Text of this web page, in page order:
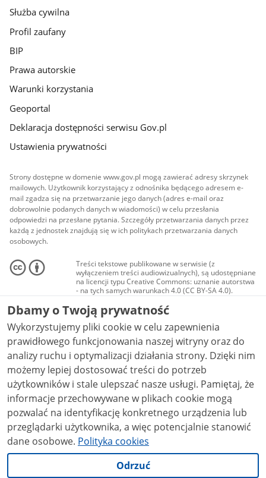
Służba cywilna
Profil zaufany
BIP
Prawa autorskie
Warunki korzystania
Geoportal
Deklaracja dostępności serwisu Gov.pl
Ustawienia prywatności
Strony dostępne w domenie www.gov.pl mogą zawierać adresy skrzynek
mailowych. Użytkownik korzystający z odnośnika będącego adresem e-
mail zgadza się na przetwarzanie jego danych (adres e-mail oraz
dobrowolnie podanych danych w wiadomości) w celu przesłania
odpowiedzi na przesłane pytania. Szczegóły przetwarzania danych przez
każdą z jednostek znajdują się w ich politykach przetwarzania danych
osobowych.
Treści tekstowe publikowane w serwisie (z
wyłączeniem treści audiowizualnych), są udostępniane
na licencji typu Creative Commons: uznanie autorstwa
- na tych samych warunkach 4.0 (CC BY-SA 4.0).
Materiały audiowizualne, w tym zdjęcia, materiały
audio i wideo, są udostępniane na licencji typu
Creative Commons: uznanie autorstwa użycie
niekomercyjne - bez utworów zależnych 4.0 (CC BY-
NC-ND 4.0), o ile nie jest to stwierdzone inaczej.
Dbamy o Twoją prywatność
Wykorzystujemy pliki cookie w celu zapewnienia
prawidłowego funkcjonowania naszej witryny oraz do
analizy ruchu i optymalizacji działania strony. Dzięki nim
możemy lepiej dostosować treści do potrzeb
użytkowników i stale ulepszać nasze usługi. Pamiętaj, że
informacje przechowywane w plikach cookie mogą
pozwalać na identyfikację konkretnego urządzenia lub
przeglądarki użytkownika, a więc potencjalnie stanowić
dane osobowe. Polityka cookies
Odrzuć